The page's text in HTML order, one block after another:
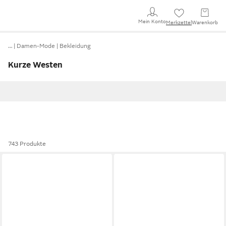
Mein KontoMerkzettel Warenkorb
… Damen-Mode Bekleidung
Kurze Westen
743 Produkte